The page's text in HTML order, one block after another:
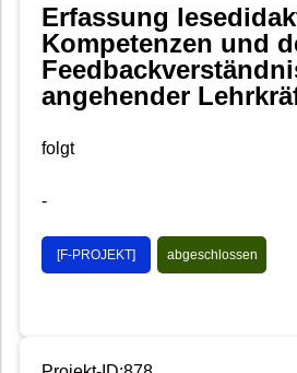
Erfassung
Kompetenzen und
angehender
folgt
-
[F-PROJEKT] abgeschlossen